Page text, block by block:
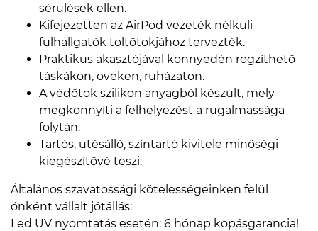
sérülések ellen.
Kifejezetten az AirPod vezeték nélküli
fülhallgatók töltőtokjához tervezték.
Praktikus akasztójával könnyedén rögzíthető
táskákon, öveken, ruházaton.
A védőtok szilikon anyagból készült, mely
megkönnyíti a felhelyezést a rugalmassága
folytán.
Tartós, ütésálló, színtartó kivitele minőségi
kiegészítővé teszi.
Általános szavatossági kötelességeinken felül
önként vállalt jótállás:
Led UV nyomtatás esetén: 6 hónap kopásgarancia!